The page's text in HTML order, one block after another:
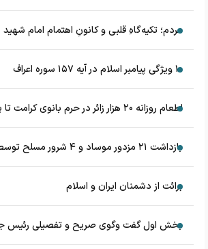
مردم؛ تکیه‌گاهِ قلبی و کانونِ اهتمام امام شهید
۱۰ ویژگی پیامبر اسلام در آیه ۱۵۷ سوره اعراف
اطعام روزانه ۲۰ هزار زائر در حرم بانوی کرامت تا پایان ماه صفر
بازداشت ۲۱ مزدور موساد و ۴ شرور مسلح توسط وزارت اطلاعات
برائت از دشمنان ایران و اسلام
بخش اول گفت وگوی صریح و تفصیلی رئیس